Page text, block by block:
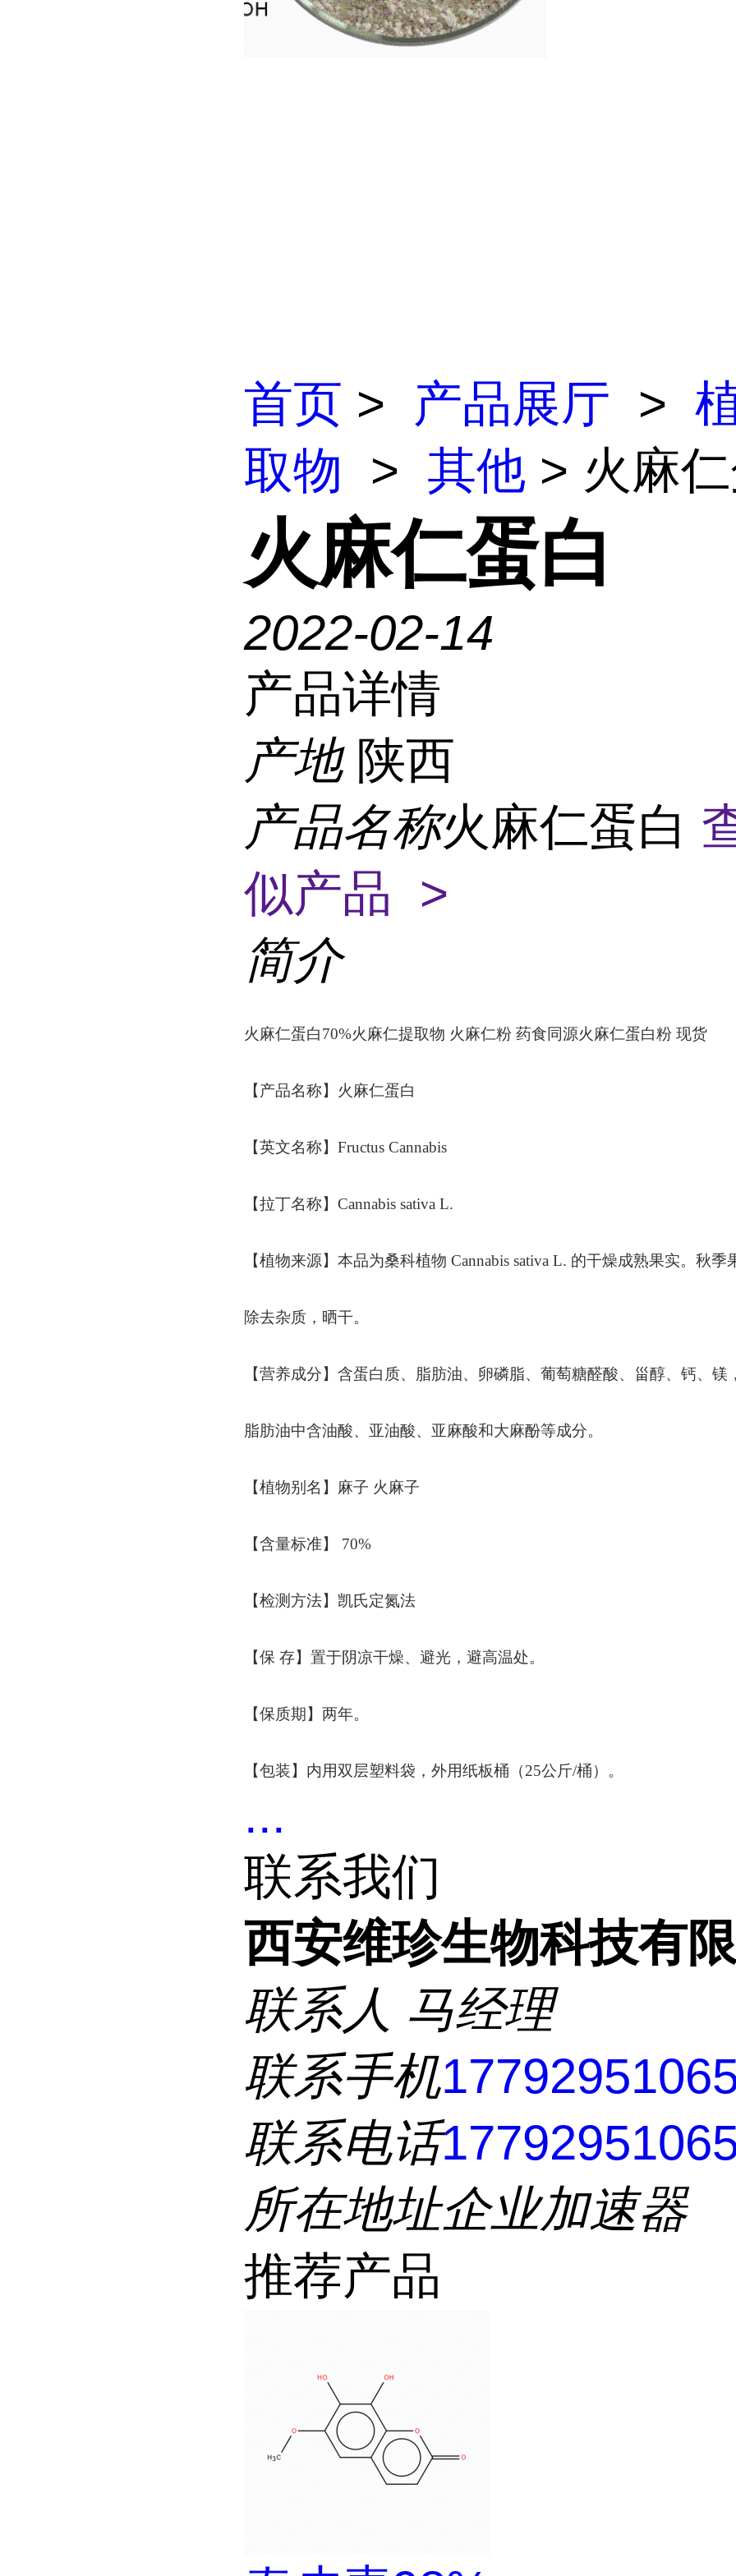
首页 > 产品展厅 >
取物 > 其他 > 火麻
火麻仁蛋白
2022-02-14
产品详情
产地 陕西
产品名称火麻仁蛋白
似产品 >
简介
火麻仁蛋白70%火麻仁提取物 火麻仁粉 药食同源火麻仁蛋白粉 现货
【产品名称】火麻仁蛋白
【英文名称】Fructus Cannabis
【拉丁名称】Cannabis sativa L.
【植物来源】本品为桑科植物 Cannabis sativa L. 的干燥成熟果实。秋
除去杂质，晒干。
【营养成分】含蛋白质、脂肪油、卵磷脂、葡萄糖醛酸、甾醇、钙、镁
脂肪油中含油酸、亚油酸、亚麻酸和大麻酚等成分。
【植物别名】麻子 火麻子
【含量标准】 70%
【检测方法】凯氏定氮法
【保 存】置于阴凉干燥、避光，避高温处。
【保质期】两年。
【包装】内用双层塑料袋，外用纸板桶（25公斤/桶）。
...
联系我们
西安维珍生物科技有
联系人 马经理
联系手机
联系电话
所在地址企业加速器
推荐产品